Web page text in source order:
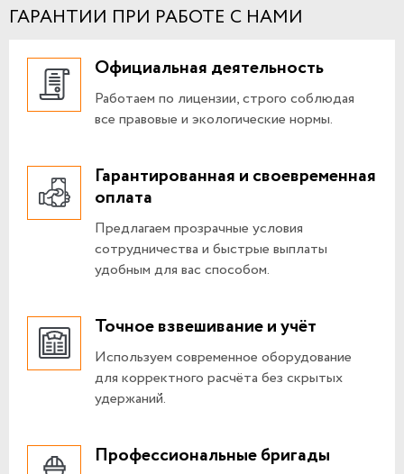
ГАРАНТИИ ПРИ РАБОТЕ С НАМИ
Официальная деятельность
Работаем по лицензии, строго соблюдая
все правовые и экологические нормы.
Гарантированная и своевременная
оплата
Предлагаем прозрачные условия
сотрудничества и быстрые выплаты
удобным для вас способом.
Точное взвешивание и учёт
Используем современное оборудование
для корректного расчёта без скрытых
удержаний.
Профессиональные бригады